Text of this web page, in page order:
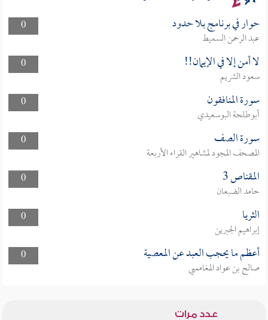
0 حوار في برنامج بلا حدود
عبد الرحمن السميط
0
لا أمن إلا في الإيمان!!
سعود الشريم
0
سورة المنافقون
أبوطلحة البوسعيدي
0
سورة الصف
المصحف المجود لمشاهير القراء الأربعة
0
المقناص 3
حامد الضبعان
0
الثريا
إبراهيم الجبرين
0
أعظم ما يحجب العبد عن المعصية
صالح بن عواد المغامسي
عدد مرات